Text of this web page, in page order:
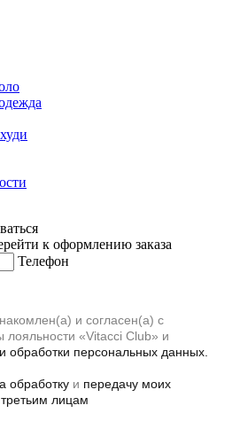
к оформлению заказа
Телефон
и согласен(а) с
«Vitacci Club» и
обработки персональных данных.
обработку и передачу моих
лицам